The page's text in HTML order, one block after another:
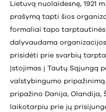
Lietuvą nuolaidesnę, 1921
prašymą tapti šios
formaliai tapo tarptautinės
dalyvaudama
prisidėti prie svarbių
Įstojimas į Tautų Sąjungą
valstybingumo
pripažino Danija, Olandija,
laikotarpiu prie jų